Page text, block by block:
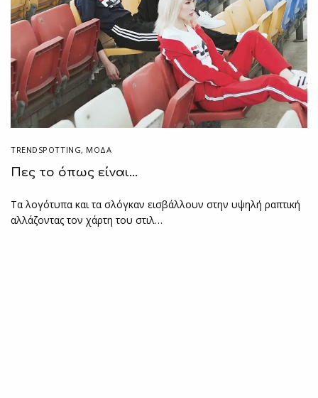
TRENDSPOTTING, ΜΟΔΑ
Πες το όπως είναι…
Τα λογότυπα και τα σλόγκαν εισβάλλουν στην υψηλή ραπτική
αλλάζοντας τον χάρτη του στιλ…